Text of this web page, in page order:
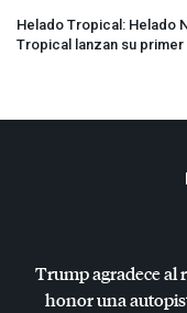
Helado Tropical: Helado
Tropical lanzan su
Trump agradece al
honor una